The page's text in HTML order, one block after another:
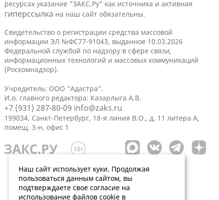
ресурсах указание "ЗАКС.Ру" как источника и активная
гиперссылка на наш сайт обязательны.
Свидетельство о регистрации средства массовой
информации ЭЛ №ФС77-91043, выданное 10.03.2026
Федеральной службой по надзору в сфере связи,
информационных технологий и массовых коммуникаций
(Роскомнадзор).
Учредитель: ООО "Адастра".
И.о. главного редактора: Казарлыга А.В.
+7 (931) 287-80-09 info@zaks.ru
199034, Санкт-Петербург, 18-я линия В.О., д. 11 литера А,
помещ. 3-н, офис 1
Наш сайт использует куки. Продолжая
пользоваться данным сайтом, вы
подтверждаете свое согласие на
использование файлов cookie в